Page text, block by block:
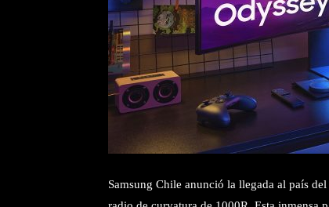
Samsung Chile anunció la llegada al país